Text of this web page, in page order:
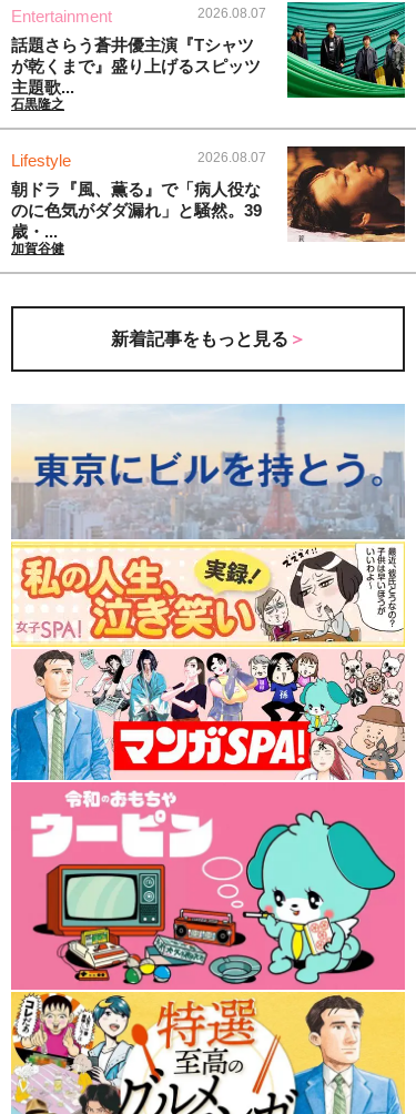
Entertainment 2026.08.07
話題さらう蒼井優主演『Tシャツ
が乾くまで』盛り上げるスピッツ
主題歌...
石黒隆之
Lifestyle 2026.08.07
朝ドラ『風、薫る』で「病人役な
のに色気がダダ漏れ」と騒然。39
歳・...
加賀谷健
新着記事をもっと見る